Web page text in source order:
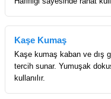
Kaşe Kumaş
Kaşe kumaş kaban ve dış
tercih sunar. Yumuşak
kullanılır.